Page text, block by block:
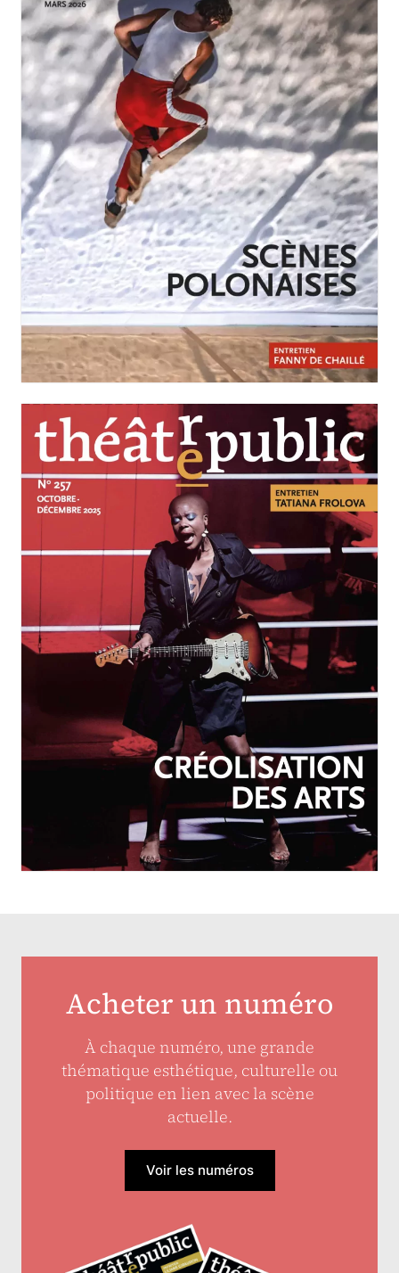
JANVIER-MARS 2026
N°258
Scènes polonaises
OCTOBRE-DÉCEMBRE 2025
Créolisation des arts
Acheter un numéro
À chaque numéro, une grande
thématique esthétique, culturelle ou
politique en lien avec la scène
actuelle.
Voir les numéros